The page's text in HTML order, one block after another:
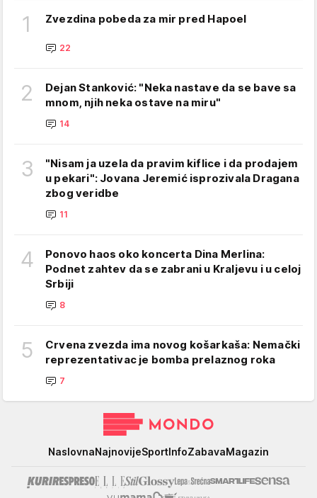
1 Zvezdina pobeda za mir pred Hapoel
22
2
Dejan Stanković: "Neka nastave da se bave sa
mnom, njih neka ostave na miru"
14
3
"Nisam ja uzela da pravim kiflice i da prodajem
u pekari": Jovana Jeremić isprozivala Dragana
zbog veridbe
11
4
Ponovo haos oko koncerta Dina Merlina:
Podnet zahtev da se zabrani u Kraljevu i u celoj
Srbiji
8
5
Crvena zvezda ima novog košarkaša: Nemački
reprezentativac je bomba prelaznog roka
7
NaslovnaNajnovijeSportInfoZabavaMagazin